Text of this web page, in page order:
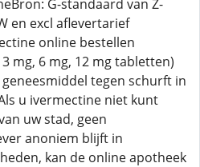
G-standaard van Z-
en excl aflevertarief
online bestellen
mg, 6 mg, 12 mg tabletten)
tegen schurft in
u ivermectine niet kunt
uw stad, geen
anoniem blijft in
kan de online apotheek